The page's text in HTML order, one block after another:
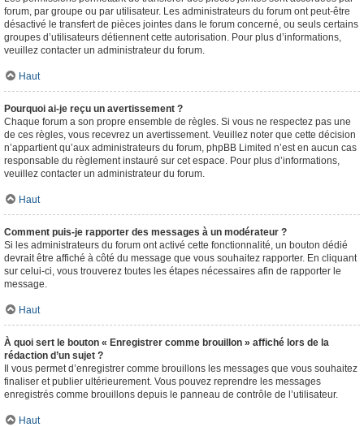
forum, par groupe ou par utilisateur. Les administrateurs du forum ont peut-être
désactivé le transfert de pièces jointes dans le forum concerné, ou seuls certains
groupes d’utilisateurs détiennent cette autorisation. Pour plus d’informations,
veuillez contacter un administrateur du forum.
Haut
Pourquoi ai-je reçu un avertissement ?
Chaque forum a son propre ensemble de règles. Si vous ne respectez pas une
de ces règles, vous recevrez un avertissement. Veuillez noter que cette décision
n’appartient qu’aux administrateurs du forum, phpBB Limited n’est en aucun cas
responsable du règlement instauré sur cet espace. Pour plus d’informations,
veuillez contacter un administrateur du forum.
Haut
Comment puis-je rapporter des messages à un modérateur ?
Si les administrateurs du forum ont activé cette fonctionnalité, un bouton dédié
devrait être affiché à côté du message que vous souhaitez rapporter. En cliquant
sur celui-ci, vous trouverez toutes les étapes nécessaires afin de rapporter le
message.
Haut
À quoi sert le bouton « Enregistrer comme brouillon » affiché lors de la
rédaction d’un sujet ?
Il vous permet d’enregistrer comme brouillons les messages que vous souhaitez
finaliser et publier ultérieurement. Vous pouvez reprendre les messages
enregistrés comme brouillons depuis le panneau de contrôle de l’utilisateur.
Haut